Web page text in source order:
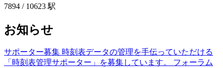
7894 / 10623 駅
お知らせ
サポーター募集 時刻表データの管理を手伝っていただける
「時刻表管理サポーター」を募集しています。
フォーラム